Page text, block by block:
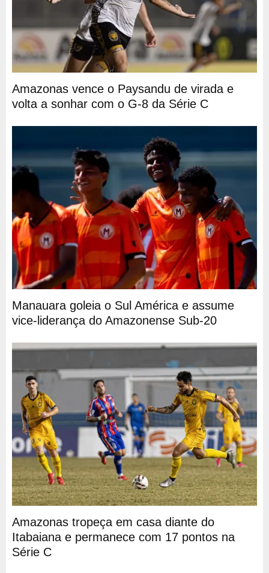
Amazonas vence o Paysandu de virada e
volta a sonhar com o G-8 da Série C
Manauara goleia o Sul América e assume
vice-liderança do Amazonense Sub-20
Amazonas tropeça em casa diante do
Itabaiana e permanece com 17 pontos na
Série C